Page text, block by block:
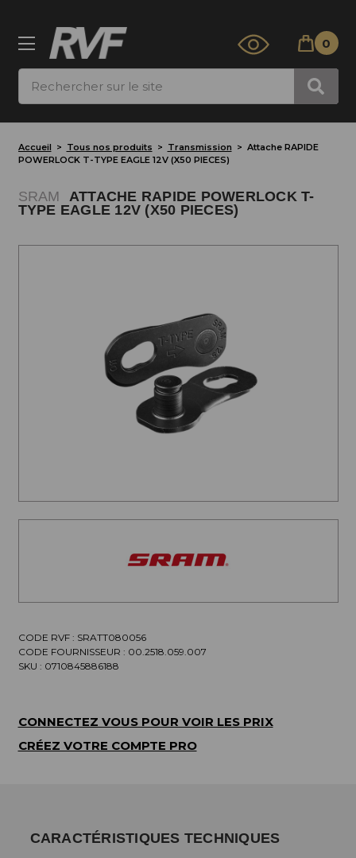
0
Accueil Tous nos produits Transmission
Attache RAPIDE
POWERLOCK T-TYPE EAGLE 12V (X50 PIECES)
SRAM
ATTACHE RAPIDE POWERLOCK T-
TYPE EAGLE 12V (X50 PIECES)
CODE RVF : SRATT080056
CODE FOURNISSEUR : 00.2518.059.007
SKU : 0710845886188
CONNECTEZ VOUS POUR VOIR LES PRIX
CRÉEZ VOTRE COMPTE PRO
CARACTÉRISTIQUES TECHNIQUES